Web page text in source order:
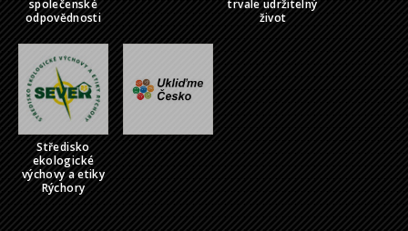
společenské
odpovědnosti
trvale udržitelný
život
Středisko
ekologické
výchovy a etiky
Rýchory